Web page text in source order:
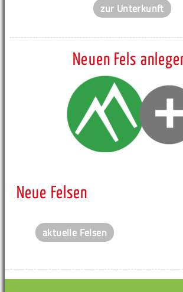
zur Unterkunft
Neuen Fels
Neue Felsen
aktuelle Felsen